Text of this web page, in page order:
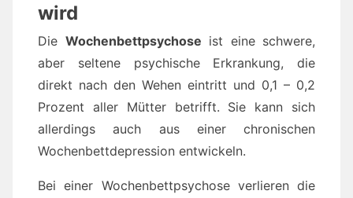
wird
Die Wochenbettpsychose ist eine schwere,
aber seltene psychische Erkrankung, die
direkt nach den Wehen eintritt und 0,1 – 0,2
Prozent aller Mütter betrifft. Sie kann sich
allerdings auch aus einer chronischen
Wochenbettdepression entwickeln.
Bei einer Wochenbettpsychose verlieren die